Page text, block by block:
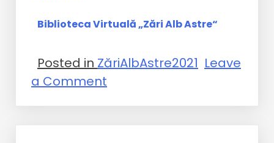
Biblioteca Virtuală „Zări Alb Astre“
Posted in ZăriAlbAstre2021 Leave
a Comment